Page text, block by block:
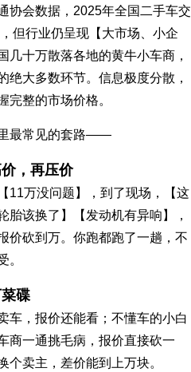
协会数据，2025年全国二手车交
但行业仍呈现【大市场、小企
十万散落各地的黄牛小车商，
绝大多数环节。信息极度分散，
完整的市场价格。
最常见的套路——
，再压价
11万没问题】，到了现场，【这
胎该换了】【发动机有异响】，
价砍到万。你跑都跑了一趟，不
。
碟
车，报价还能看；不懂车的小白
商一通挑毛病，报价直接砍一
个卖主，差价能到上万块。